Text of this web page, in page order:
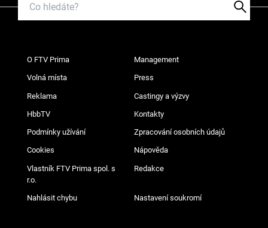
O FTV Prima Management
Volná místa Press
Reklama Castingy a výzvy
HbbTV Kontakty
Podmínky užívání Zpracování osobních údajů
Cookies Nápověda
Vlastník FTV Prima spol. s
r.o.
Redakce
Nahlásit chybu Nastavení soukromí